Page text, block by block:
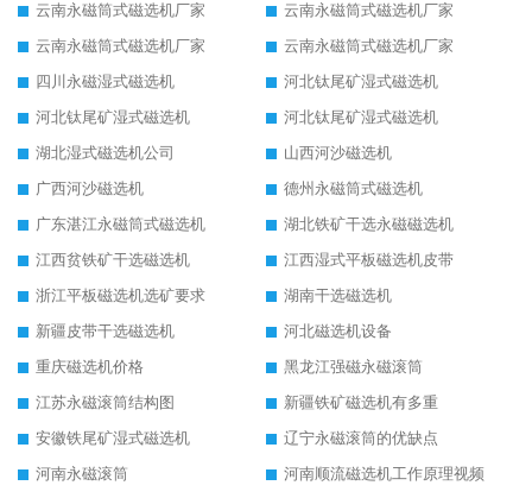
云南永磁筒式磁选机厂家
云南永磁筒式磁选机厂家
云南永磁筒式磁选机厂家
云南永磁筒式磁选机厂家
四川永磁湿式磁选机
河北钛尾矿湿式磁选机
河北钛尾矿湿式磁选机
河北钛尾矿湿式磁选机
湖北湿式磁选机公司
山西河沙磁选机
广西河沙磁选机
德州永磁筒式磁选机
广东湛江永磁筒式磁选机
湖北铁矿干选永磁磁选机
江西贫铁矿干选磁选机
江西湿式平板磁选机皮带
浙江平板磁选机选矿要求
湖南干选磁选机
新疆皮带干选磁选机
河北磁选机设备
重庆磁选机价格
黑龙江强磁永磁滚筒
江苏永磁滚筒结构图
新疆铁矿磁选机有多重
安徽铁尾矿湿式磁选机
辽宁永磁滚筒的优缺点
河南永磁滚筒
河南顺流磁选机工作原理视频